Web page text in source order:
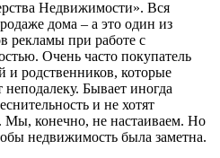
Недвижимости». Вся
дома – а это один из
рекламы при работе с
Очень часто покупатель
и родственников, которые
неподалеку. Бывает иногда
и не хотят
Мы, конечно, не настаиваем. Но
недвижимость была заметна.